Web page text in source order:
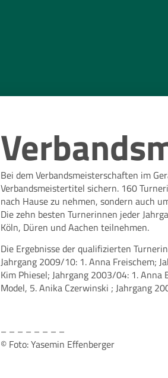
Bei dem Verbandsmeisterschaften im
Verbandsmeistertitel sichern. 160
nach Hause zu nehmen, sondern auch
Die zehn besten Turnerinnen jeder
Köln, Düren und Aachen teilnehmen.
Die Ergebnisse der qualifizierten
Jahrgang 2009/10: 1. Anna Freischem;
Kim Phiesel; Jahrgang 2003/04: 1.
Model, 5. Anika Czerwinski ; Jahrgang
– – – – – – – –
© Foto: Yasemin Effenberger